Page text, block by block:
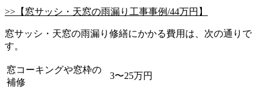
>>【窓サッシ・天窓の雨漏り工事事例/44万円】
窓サッシ・天窓の雨漏り修繕にかかる費用は、次の通りで
す。
窓コーキングや窓枠の
補修
3〜25万円